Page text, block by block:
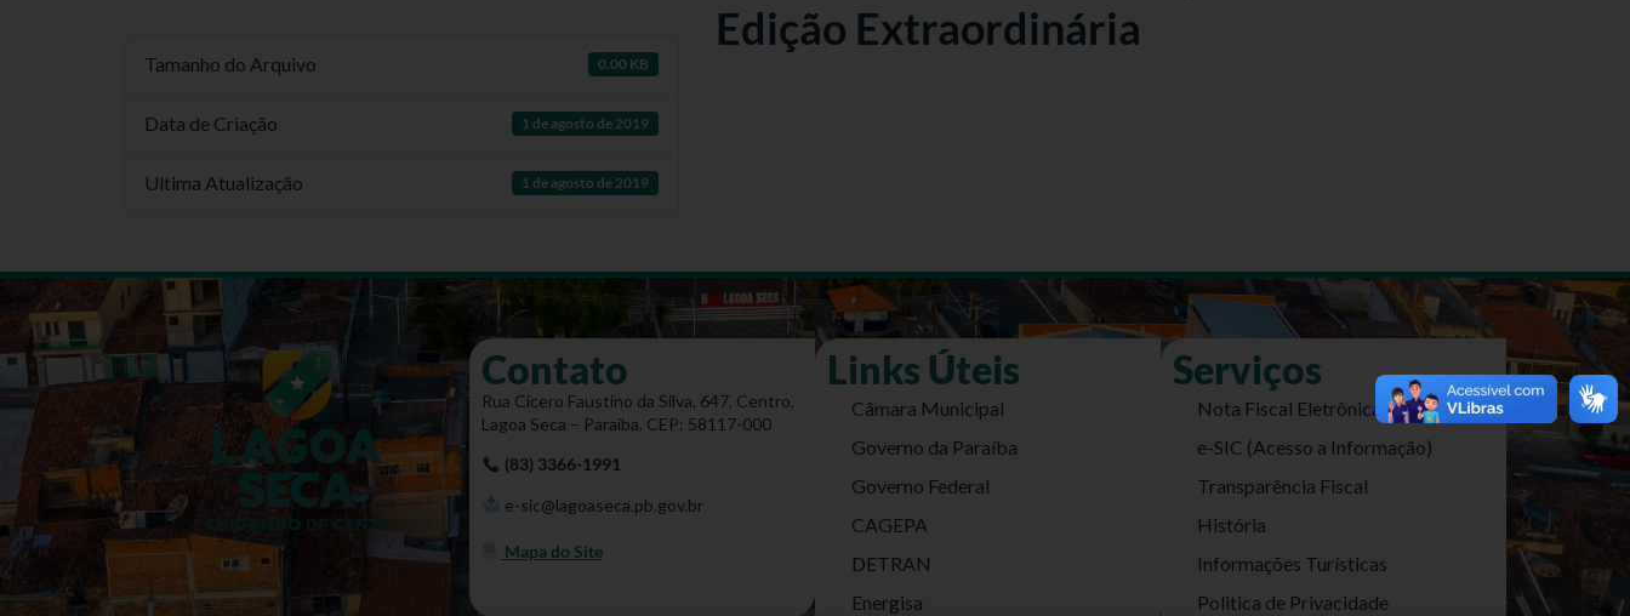
Tamanho do Arquivo 0.00 KB
Data de Criação 1 de agosto de 2019
Ultima Atualização 1 de agosto de 2019
Edição Extraordinária
Contato
Rua Cícero Faustino da Silva, 647, Centro,
Lagoa Seca – Paraíba. CEP: 58117-000
(83) 3366-1991
e-sic@lagoaseca.pb.gov.br
Mapa do Site
Links Úteis
Câmara Municipal
Governo da Paraíba
Governo Federal
CAGEPA
DETRAN
Energisa
Serviços
Nota Fiscal Eletrônica
e-SIC (Acesso a Informação)
Transparência Fiscal
História
Informações Turísticas
Politica de Privacidade